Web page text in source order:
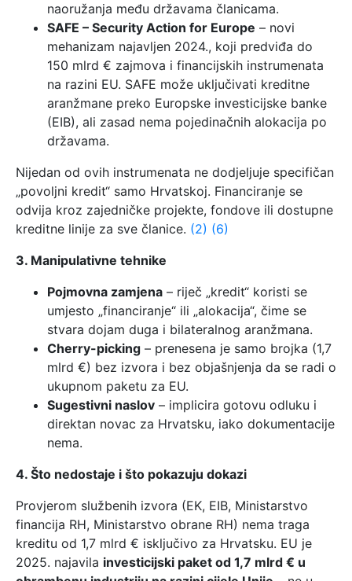
naoružanja među državama članicama.
SAFE – Security Action for Europe – novi
mehanizam najavljen 2024., koji predviđa do
150 mlrd € zajmova i financijskih instrumenata
na razini EU. SAFE može uključivati kreditne
aranžmane preko Europske investicijske banke
(EIB), ali zasad nema pojedinačnih alokacija po
državama.
Nijedan od ovih instrumenata ne dodjeljuje specifičan
„povoljni kredit“ samo Hrvatskoj. Financiranje se
odvija kroz zajedničke projekte, fondove ili dostupne
kreditne linije za sve članice. (2) (6)
3. Manipulativne tehnike
Pojmovna zamjena – riječ „kredit“ koristi se
umjesto „financiranje“ ili „alokacija“, čime se
stvara dojam duga i bilateralnog aranžmana.
Cherry-picking – prenesena je samo brojka (1,7
mlrd €) bez izvora i bez objašnjenja da se radi o
ukupnom paketu za EU.
Sugestivni naslov – implicira gotovu odluku i
direktan novac za Hrvatsku, iako dokumentacije
nema.
4. Što nedostaje i što pokazuju dokazi
Provjerom službenih izvora (EK, EIB, Ministarstvo
financija RH, Ministarstvo obrane RH) nema traga
kreditu od 1,7 mlrd € isključivo za Hrvatsku. EU je
2025. najavila investicijski paket od 1,7 mlrd € u